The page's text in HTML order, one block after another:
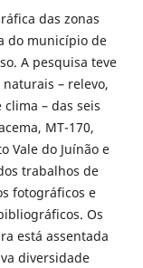
das zonas
do município de
A pesquisa teve
– relevo,
– das seis
MT-170,
Vale do Juínão e
trabalhos de
fotográficos e
Os
está assentada
diversidade